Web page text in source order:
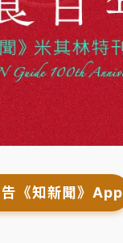
告《知新聞》App